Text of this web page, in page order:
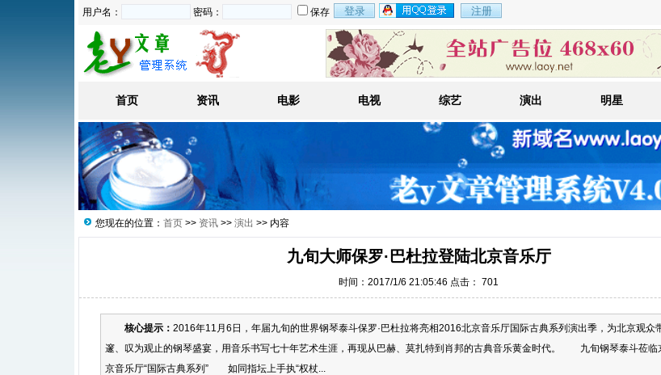
用户名： 密码： 保存
首页 资讯 电影 电视 综艺 演出 明星
您现在的位置： 首页 >> 资讯 >> 演出 >> 内容
九旬大师保罗·巴杜拉登陆北京音乐厅
时间：2017/1/6 21:05:46 点击： 701
核心提示： 2016年11月6日，年届九旬的世界钢琴泰斗保罗·巴杜拉将亮相2016北京音乐厅国际古典系列演出季，为北京观众
邃、叹为观止的钢琴盛宴，用音乐书写七十年艺术生涯，再现从巴赫、莫扎特到肖邦的古典音乐黄金时代。 九旬钢琴泰斗
京音乐厅“国际古典系列” 如同指坛上手执“权杖...